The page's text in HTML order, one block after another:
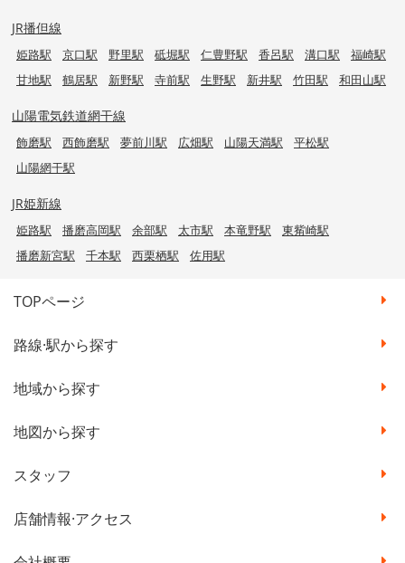
JR播但線
姫路駅 京口駅 野里駅 砥堀駅 仁豊野駅 香呂駅 溝口駅
福崎駅
甘地駅
鶴居駅 新野駅 寺前駅 生野駅 新井駅 竹田駅 和田山駅
山陽電気鉄道網干線
飾磨駅 西飾磨駅 夢前川駅 広畑駅 山陽天満駅
平松駅
山陽網干駅
JR姫新線
姫路駅 播磨高岡駅 余部駅 太市駅 本竜野駅
東觜崎駅
播磨新宮駅
千本駅 西栗栖駅 佐用駅
TOPページ
路線·駅から探す
地域から探す
地図から探す
スタッフ
店舗情報·アクセス